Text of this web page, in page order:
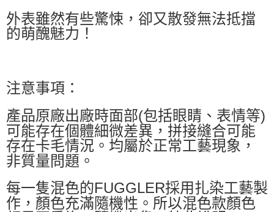
外表雖然有些驚悚，卻又散發無法抵擋
的萌醜魅力！
注意事項：
產品原廠出廠時面部(包括眼睛、表情等)
可能存在個體細微差異，拼接縫合可能
存在卡毛情況。均屬於正常工藝現象，
非質量問題。
每一隻混色的FUGGLER採用扎染工藝製
作，顏色充滿隨機性。所以混色款顏色